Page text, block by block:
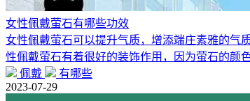
女性佩戴萤石有哪些功效
女性佩戴萤石可以提升气质，增添端庄素雅的气
性佩戴萤石有着很好的装饰作用，因为萤石的颜
佩戴
有哪些
2023-07-29